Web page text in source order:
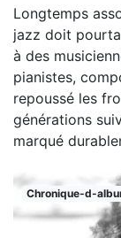
Longtemps
jazz doit
à des
pianistes,
repoussé les
générations
marqué
Chronique-d-